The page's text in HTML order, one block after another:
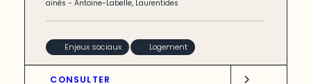
ainés -Antoine-Labelle, Laurentides
Enjeux sociaux Logement
CONSULTER